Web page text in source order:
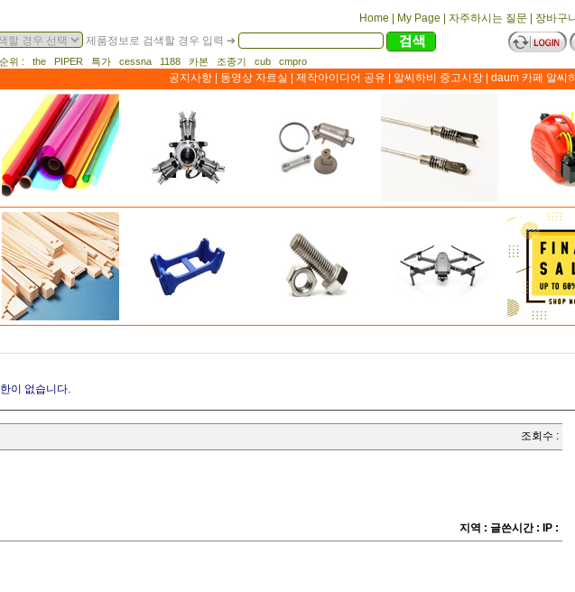
Home My Page 자주하시는 질문
장바구
제품정보로 검색할 경우 입력 ➔
순위 : the PIPER 특가 cessna 1188 카본 조종기 cub cmpro
공지사항 동영상 자료실 제작아이디어 공유 알씨하비 중고시장 daum 카페 알씨
이 없습니다.
조회수 :
지역 : 글쓴시간 : IP :